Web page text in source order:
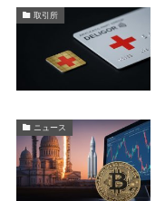
取引所
ニュース